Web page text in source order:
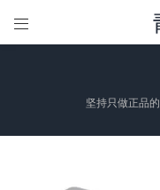

坚持只做正品